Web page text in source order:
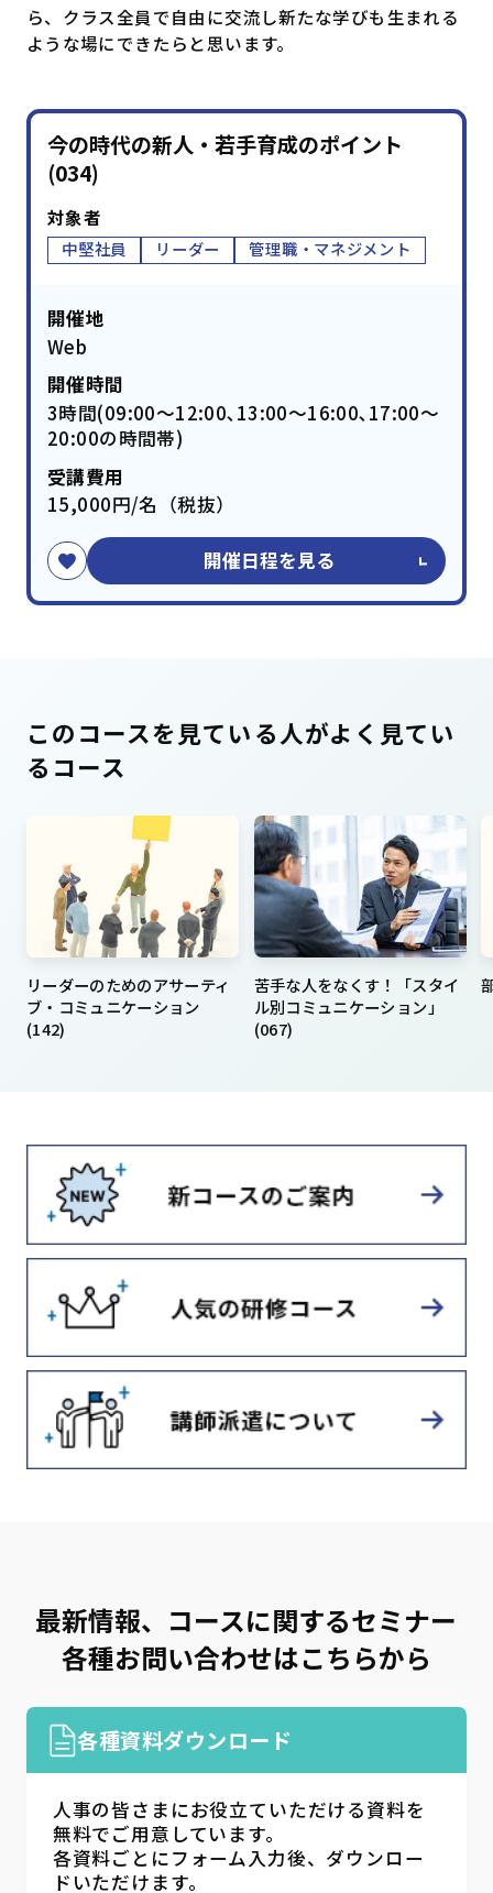
ら、クラス全員で自由に交流し新たな学びも生まれる
ような場にできたらと思います。
今の時代の新人・若手育成のポイント
(034)
対象者
中堅社員 リーダー 管理職・マネジメント
開催地
Web
開催時間
3時間(09:00～12:00､13:00～16:00､17:00～
20:00の時間帯)
受講費用
15,000円/名（税抜）
開催日程を見る
このコースを見ている人がよく見てい
るコース
リーダーのためのアサーティ
ブ・コミュニケーション
(142)
苦手な人をなくす！「スタイ
ル別コミュニケーション」
(067)
最新情報、コースに関するセミナー
各種お問い合わせはこちらから
各種資料ダウンロード
人事の皆さまにお役立ていただける資料を
無料でご用意しています。
各資料ごとにフォーム入力後、ダウンロー
ドいただけます。